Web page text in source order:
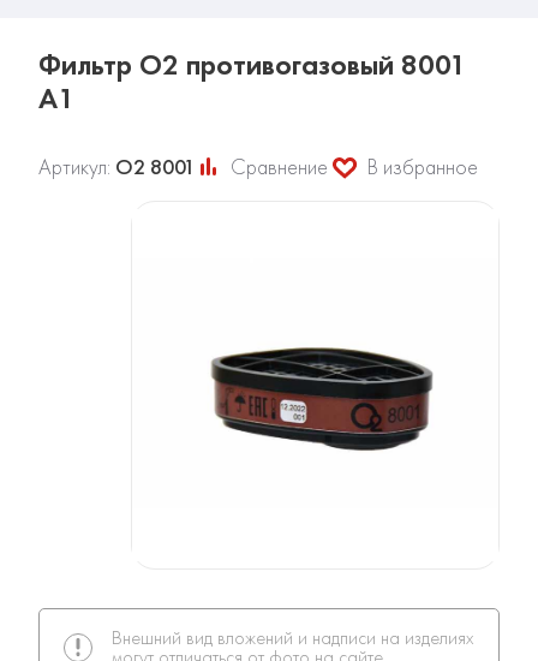
Фильтр О2 противогазовый 8001
A1
Артикул: О2 8001 Сравнение В избранное
Внешний вид вложений и надписи на изделиях